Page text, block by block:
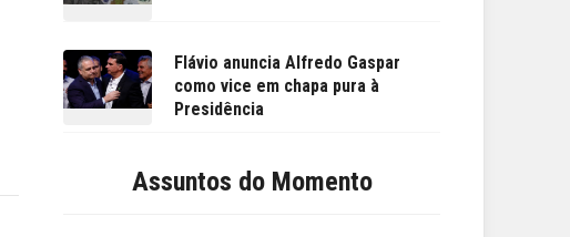
Flávio anuncia Alfredo Gaspar
como vice em chapa pura à
Presidência
Assuntos do Momento